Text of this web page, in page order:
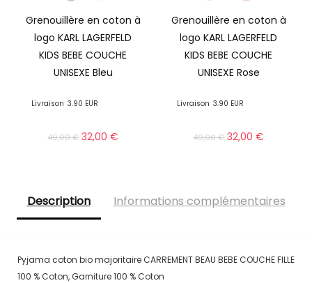
Grenouillère en coton à
logo KARL LAGERFELD
KIDS BEBE COUCHE
UNISEXE Bleu
Livraison 3.90 EUR
49,00€ 32,00€
Grenouillère en coton à
logo KARL LAGERFELD
KIDS BEBE COUCHE
UNISEXE Rose
Livraison 3.90 EUR
49,00€ 32,00€
Description Informations complémentaires
Pyjama coton bio majoritaire CARREMENT BEAU BEBE COUCHE FILLE
100 % Coton, Garniture 100 % Coton